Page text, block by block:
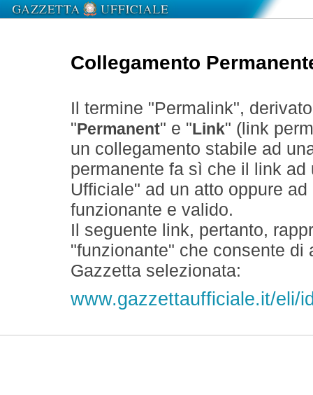
Collegamento
Il termine "Permalink",
" Permanent" e " Link" (link
un collegamento stabile ad
permanente fa sì che il link
Ufficiale" ad un atto oppure
funzionante e valido.
Il seguente link, pertanto,
"funzionante" che consente
Gazzetta selezionata:
www.gazzettaufficiale.it/eli/